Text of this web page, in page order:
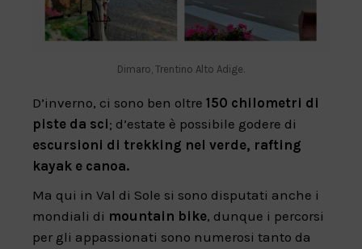
Dimaro, Trentino Alto Adige.
D’inverno, ci sono ben oltre 150 chilometri di
piste da sci; d’estate è possibile godere di
escursioni di trekking nel verde, rafting
kayak e canoa.
Ma qui in Val di Sole si sono disputati anche i
mondiali di mountain bike, dunque i percorsi
per gli appassionati sono numerosi tanto da